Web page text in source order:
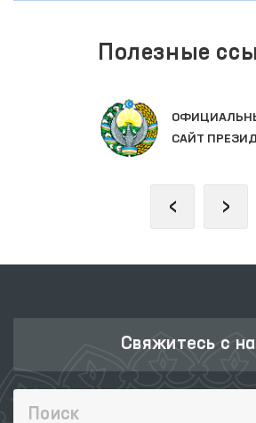
Полезные
САЙТ
‹ ›
Свяжитесь с